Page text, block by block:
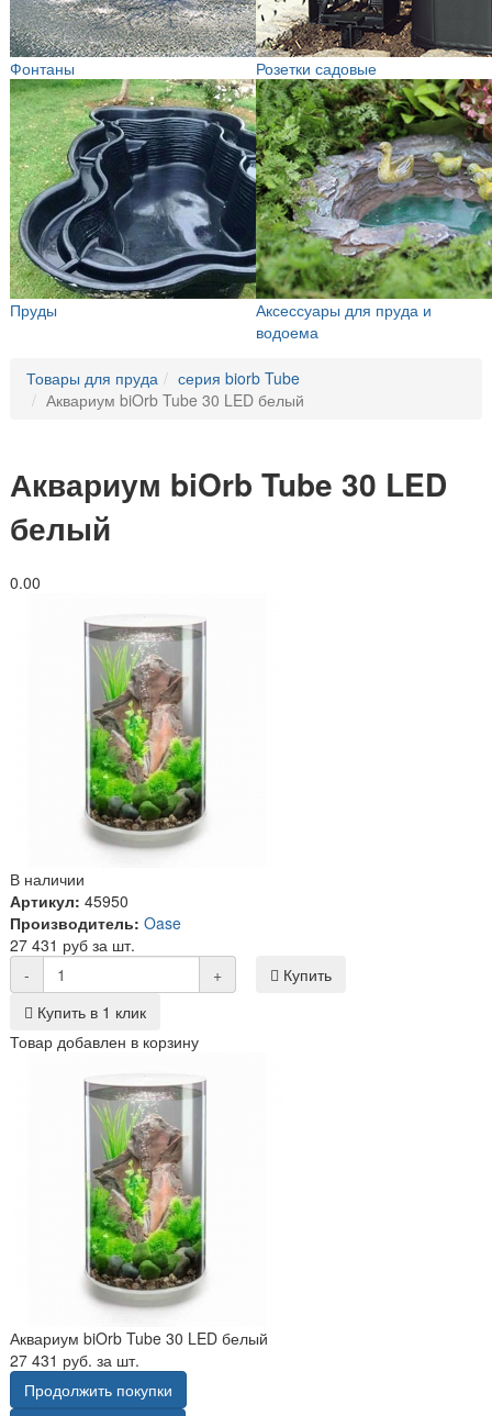
Фонтаны Розетки садовые
Пруды
Аксессуары для пруда и
водоема
Товары для пруда
серия biorb Tube
Аквариум biOrb Tube 30 LED белый
Аквариум biOrb Tube 30 LED
белый
0.00
В наличии
Артикул: 45950
Производитель: Oase
27 431 руб за шт.
-
+
Купить
Купить в 1 клик
Товар добавлен в корзину
Аквариум biOrb Tube 30 LED белый
27 431 руб. за шт.
Продолжить покупки